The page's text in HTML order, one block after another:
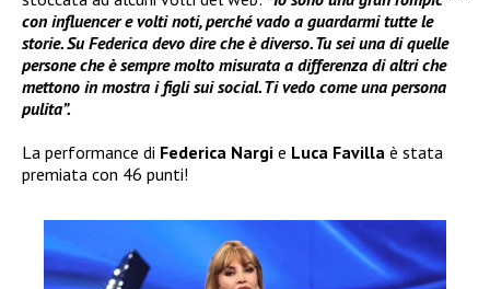
con influencer e volti noti, perché vado a guardarmi tutte le
storie. Su Federica devo dire che è diverso. Tu sei una di quelle
persone che è sempre molto misurata a differenza di altri che
mettono in mostra i figli sui social. Ti vedo come una persona
pulita”.
La performance di Federica Nargi e Luca Favilla è stata
premiata con 46 punti!